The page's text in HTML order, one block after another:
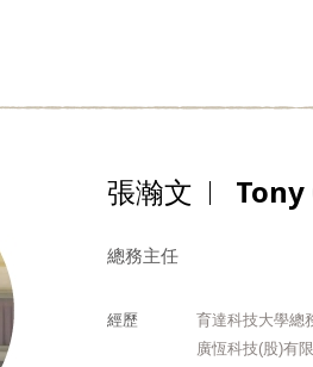
張瀚文 Tony
總務主任
經歷
育達科技大學總
廣恆科技(股)有